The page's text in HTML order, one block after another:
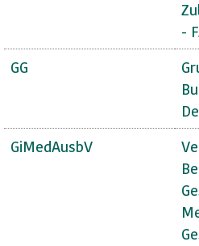
-
GG
GiMedAusbV